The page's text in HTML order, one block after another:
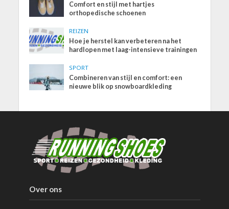
Comfort en stijl met hartjes
orthopedische schoenen
REIZEN
Hoe je herstel kan verbeteren na het
hardlopen met laag-intensieve trainingen
SPORT
Combineren van stijl en comfort: een
nieuwe blik op snowboardkleding
Over ons